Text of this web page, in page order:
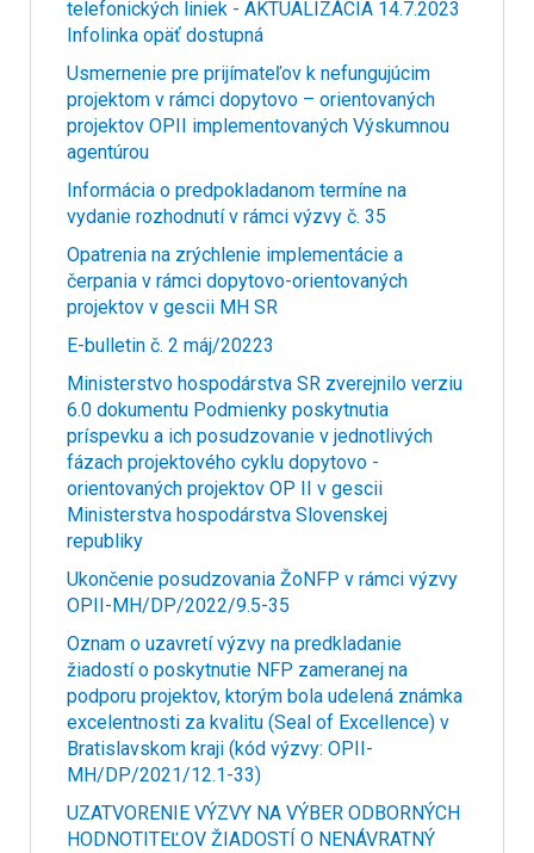
telefonických liniek - AKTUALIZÁCIA 14.7.2023
Infolinka opäť dostupná
Usmernenie pre prijímateľov k nefungujúcim
projektom v rámci dopytovo – orientovaných
projektov OPII implementovaných Výskumnou
agentúrou
Informácia o predpokladanom termíne na
vydanie rozhodnutí v rámci výzvy č. 35
Opatrenia na zrýchlenie implementácie a
čerpania v rámci dopytovo-orientovaných
projektov v gescii MH SR
E-bulletin č. 2 máj/20223
Ministerstvo hospodárstva SR zverejnilo verziu
6.0 dokumentu Podmienky poskytnutia
príspevku a ich posudzovanie v jednotlivých
fázach projektového cyklu dopytovo -
orientovaných projektov OP II v gescii
Ministerstva hospodárstva Slovenskej
republiky
Ukončenie posudzovania ŽoNFP v rámci výzvy
OPII-MH/DP/2022/9.5-35
Oznam o uzavretí výzvy na predkladanie
žiadostí o poskytnutie NFP zameranej na
podporu projektov, ktorým bola udelená známka
excelentnosti za kvalitu (Seal of Excellence) v
Bratislavskom kraji (kód výzvy: OPII-
MH/DP/2021/12.1-33)
UZATVORENIE VÝZVY NA VÝBER ODBORNÝCH
HODNOTITEĽOV ŽIADOSTÍ O NENÁVRATNÝ